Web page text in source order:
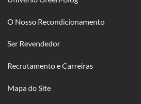
O Nosso Recondicionamento
Ser Revendedor
Recrutamento e Carreiras
Mapa do Site